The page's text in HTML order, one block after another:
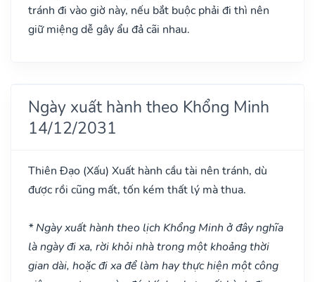
tránh đi vào giờ này, nếu bắt buộc phải đi thì nên
giữ miệng dễ gây ẩu đả cãi nhau.
Ngày xuất hành theo Khổng Minh
14/12/2031
Thiên Đạo (Xấu) Xuất hành cầu tài nên tránh, dù
được rồi cũng mất, tốn kém thất lý mà thua.
* Ngày xuất hành theo lịch Khổng Minh ở đây nghĩa
là ngày đi xa, rời khỏi nhà trong một khoảng thời
gian dài, hoặc đi xa để làm hay thực hiện một công